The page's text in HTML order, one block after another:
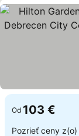
Od 103 €
Pozrieť ceny z(o)